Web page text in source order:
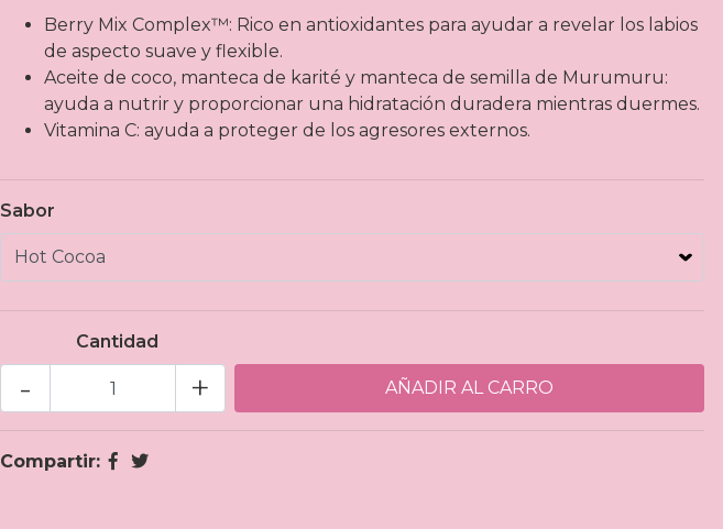
Berry Mix Complex™: Rico en antioxidantes para ayudar a revelar los labios
de aspecto suave y flexible.
Aceite de coco, manteca de karité y manteca de semilla de Murumuru:
ayuda a nutrir y proporcionar una hidratación duradera mientras duermes.
Vitamina C: ayuda a proteger de los agresores externos.
Sabor
Cantidad
+
-
Compartir: